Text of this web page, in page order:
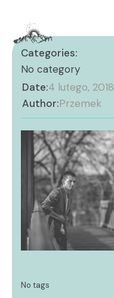
Categories:
No category
Date:4 lutego, 2018
Author:Przemek
No tags